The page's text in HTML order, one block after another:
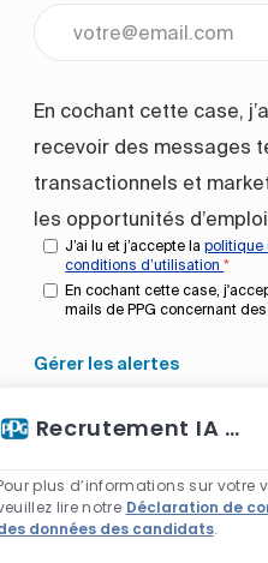
En cochant cette case,
recevoir des messages
transactionnels et
les opportunités
J’ai lu et j’accepte la
conditions d’utilisation*
En cochant cette case,
mails de PPG concernant
Gérer les alertes
Obtenez des
d’emploi
Recrutement IA Assistant
plus d’informations sur votre
lire notre Déclaration de
données des candidats.